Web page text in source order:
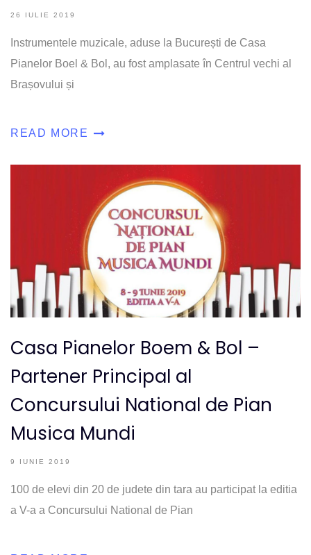
26 IULIE 2019
Instrumentele muzicale, aduse la București de Casa
Pianelor Boel & Bol, au fost amplasate în Centrul vechi al
Brașovului și
READ MORE
Casa Pianelor Boem & Bol –
Partener Principal al
Concursului National de Pian
Musica Mundi
9 IUNIE 2019
100 de elevi din 20 de judete din tara au participat la editia
a V-a a Concursului National de Pian